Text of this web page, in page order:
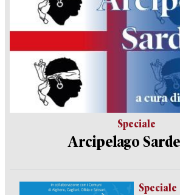
Speciale
Arcipelago
Speciale